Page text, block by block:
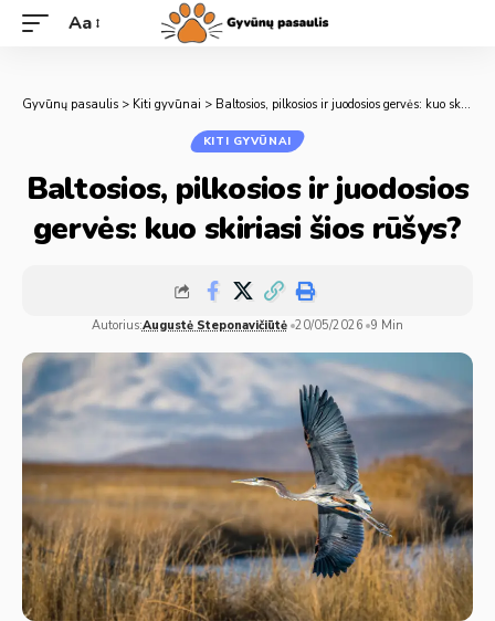
Aa
Gyvūnų pasaulis > Kiti gyvūnai > Baltosios, pilkosios ir juodosios gervės: kuo skiriasi šios rūšys?
KITI GYVŪNAI
Baltosios, pilkosios ir juodosios
gervės: kuo skiriasi šios rūšys?
Autorius:Augustė Steponavičiūtė 20/05/2026 9 Min